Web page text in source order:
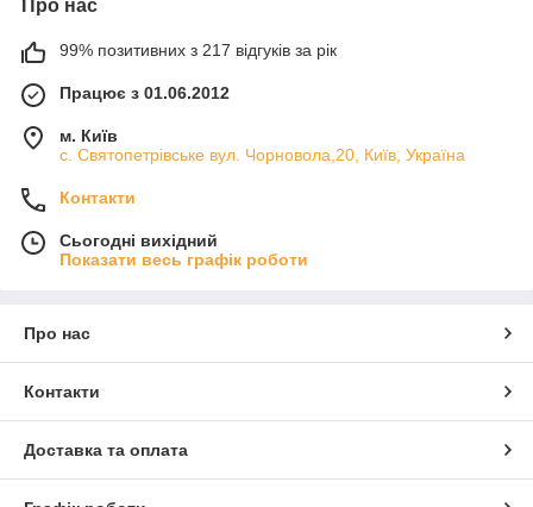
Про нас
99% позитивних з 217 відгуків за рік
Працює з 01.06.2012
м. Київ
с. Святопетрівське вул. Чорновола,20, Київ, Україна
Контакти
Сьогодні вихідний
Показати весь графік роботи
Про нас
Контакти
Доставка та оплата